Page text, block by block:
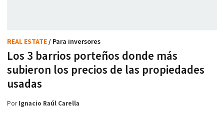
Los 3 barrios porteños donde más
subieron los precios de las propiedades
usadas
REAL ESTATE/ Para inversores
PorIgnacio Raúl Carella